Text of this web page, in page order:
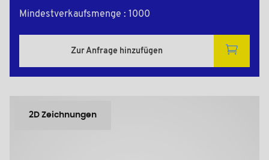
Mindestverkaufsmenge : 1000
Zur Anfrage hinzufügen
2D Zeichnungen